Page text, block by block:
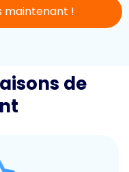
maintenant !
de